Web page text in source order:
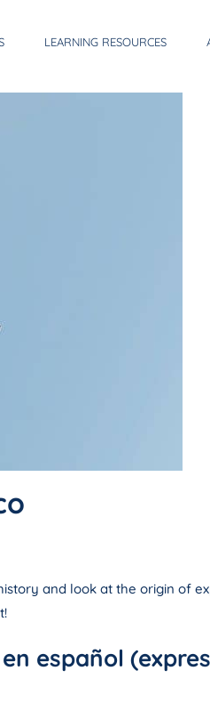
LEARNING RESOURCES
and look at the origin of
español